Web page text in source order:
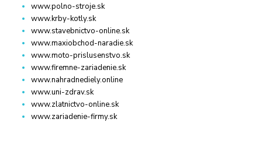
www.polno-stroje.sk
www.krby-kotly.sk
www.stavebnictvo-online.sk
www.maxiobchod-naradie.sk
www.moto-prislusenstvo.sk
www.firemne-zariadenie.sk
www.nahradnediely.online
www.uni-zdrav.sk
www.zlatnictvo-online.sk
www.zariadenie-firmy.sk